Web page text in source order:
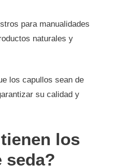
para manualidades
naturales y
los capullos sean de
su calidad y
los
seda?